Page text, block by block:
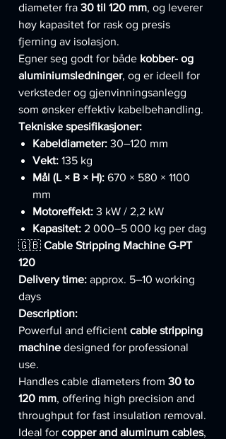
diameter fra 30 til 120 mm, og leverer
høy kapasitet for rask og presis
fjerning av isolasjon.
Egner seg godt for både kobber- og
aluminiumsledninger, og er ideell for
verksteder og gjenvinningsanlegg
som ønsker effektiv kabelbehandling.
Tekniske spesifikasjoner:
Kabeldiameter: 30–120 mm
Vekt: 135 kg
Mål (L × B × H): 670 × 580 × 1100
mm
Motoreffekt: 3 kW / 2,2 kW
Kapasitet: 2 000–5 000 kg per dag
🇬🇧 Cable Stripping Machine G-PT
120
Delivery time: approx. 5–10 working
days
Description:
Powerful and efficient cable stripping
machine designed for professional
use.
Handles cable diameters from 30 to
120 mm, offering high precision and
throughput for fast insulation removal.
Ideal for copper and aluminum cables,